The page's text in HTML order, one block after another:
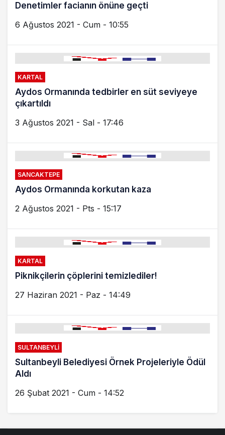
Denetimler facianın önüne geçti
6 Ağustos 2021 - Cum - 10:55
KARTAL
Aydos Ormanında tedbirler en süt seviyeye
çıkartıldı
3 Ağustos 2021 - Sal - 17:46
SANCAKTEPE
Aydos Ormanında korkutan kaza
2 Ağustos 2021 - Pts - 15:17
KARTAL
Piknikçilerin çöplerini temizlediler!
27 Haziran 2021 - Paz - 14:49
SULTANBEYLI
Sultanbeyli Belediyesi Örnek Projeleriyle Ödül
Aldı
26 Şubat 2021 - Cum - 14:52